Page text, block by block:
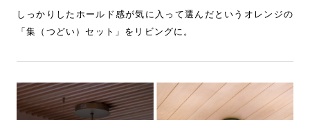
しっかりしたホールド感が気に入って選んだというオレンジの
「集（つどい）セット」をリビングに。